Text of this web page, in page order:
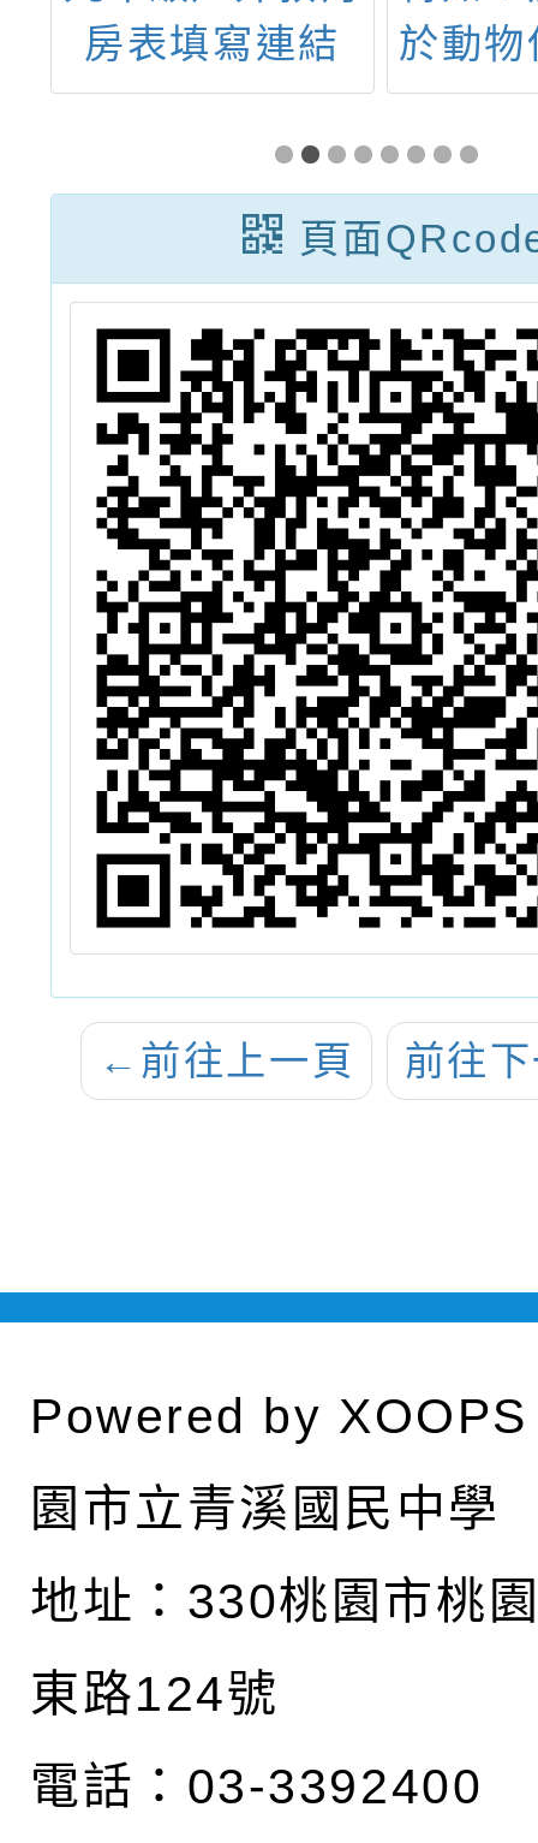
房表填寫連結
於動
網發
品選
詳如
頁面
← 前往上一頁 前往
Powered by XOOPS
園市立青溪國民中學
地址： 330桃園市桃
東路124號
電話：03-3392400